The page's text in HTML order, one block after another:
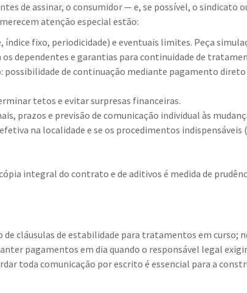
de assinar, o consumidor — e, se possível, o sindicato
atenção especial estão:
fixo, periodicidade) e eventuais limites. Peça
os dependentes e garantias para continuidade de
: possibilidade de continuação mediante pagamento
tetos e evitar surpresas financeiras.
prazos e previsão de comunicação individual às
na localidade e se os procedimentos
integral do contrato e de aditivos é medida de
cláusulas de estabilidade para tratamentos em curso;
pagamentos em dia quando o responsável legal
toda comunicação por escrito é essencial para a